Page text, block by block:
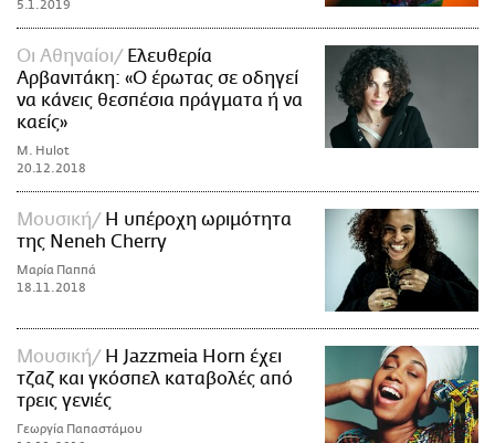
5.1.2019
Οι Αθηναίοι
Ελευθερία
Αρβανιτάκη: «Ο έρωτας σε οδηγεί
να κάνεις θεσπέσια πράγματα ή να
καείς»
M. Hulot
20.12.2018
Μουσική
Η υπέροχη ωριμότητα
της Neneh Cherry
Μαρία Παππά
18.11.2018
Μουσική
Η Jazzmeia Horn έχει
τζαζ και γκόσπελ καταβολές από
τρεις γενιές
Γεωργία Παπαστάμου